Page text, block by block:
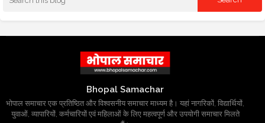
Bhopal Samachar
भोपाल समाचार एक प्रतिष्ठित और विश्वसनीय समाचार माध्यम है। यहां नागरिकों, विद्यार्थियों,
युवाओं, व्यापारियों, कर्मचारियों एवं महिलाओं के लिए महत्वपूर्ण और उपयोगी समाचार मिलते